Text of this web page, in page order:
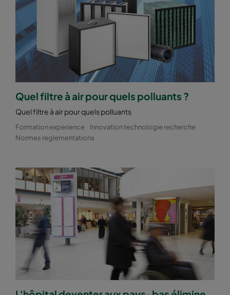
Quel filtre à air pour quels polluants ?
Quel filtre à air pour quels polluants
Formation experience
Innovation technologie recherche
Normes reglementations